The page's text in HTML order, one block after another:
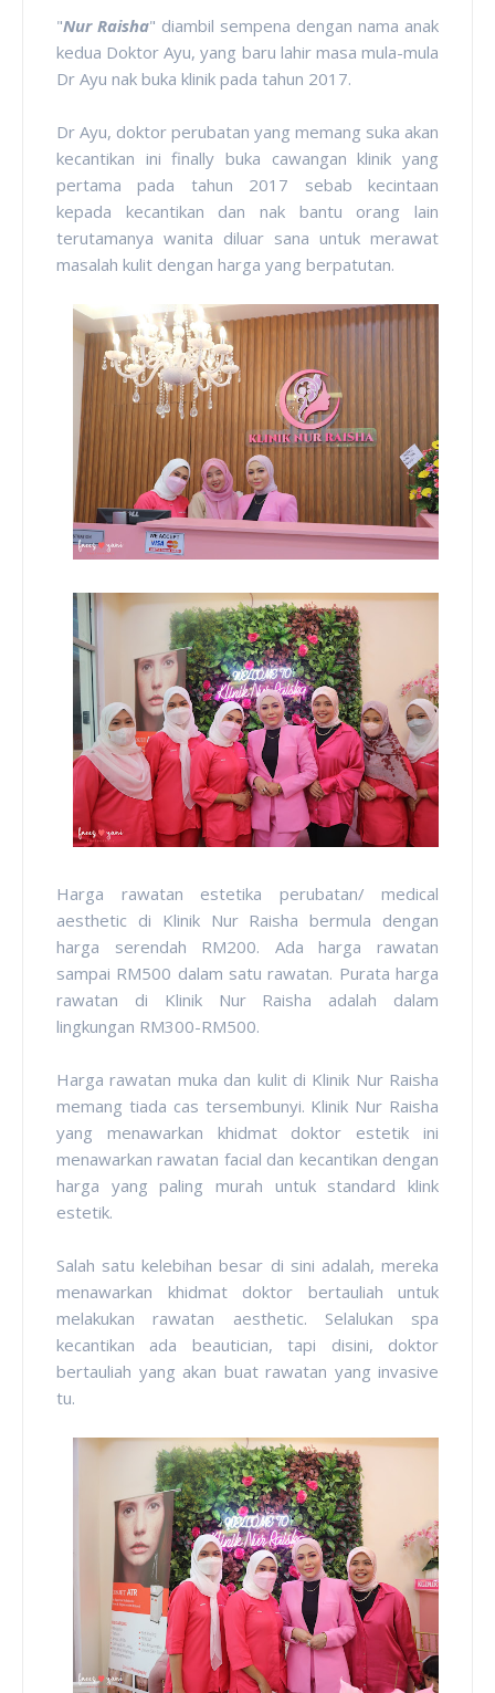
"Nur Raisha" diambil sempena dengan nama anak
kedua Doktor Ayu, yang baru lahir masa mula-mula
Dr Ayu nak buka klinik pada tahun 2017.
Dr Ayu, doktor perubatan yang memang suka akan
kecantikan ini finally buka cawangan klinik yang
pertama pada tahun 2017 sebab kecintaan
kepada kecantikan dan nak bantu orang lain
terutamanya wanita diluar sana untuk merawat
masalah kulit dengan harga yang berpatutan.
Harga rawatan estetika perubatan/ medical
aesthetic di Klinik Nur Raisha bermula dengan
harga serendah RM200. Ada harga rawatan
sampai RM500 dalam satu rawatan. Purata harga
rawatan di Klinik Nur Raisha adalah dalam
lingkungan RM300-RM500.
Harga rawatan muka dan kulit di Klinik Nur Raisha
memang tiada cas tersembunyi. Klinik Nur Raisha
yang menawarkan khidmat doktor estetik ini
menawarkan rawatan facial dan kecantikan dengan
harga yang paling murah untuk standard klink
estetik.
Salah satu kelebihan besar di sini adalah, mereka
menawarkan khidmat doktor bertauliah untuk
melakukan rawatan aesthetic. Selalukan spa
kecantikan ada beautician, tapi disini, doktor
bertauliah yang akan buat rawatan yang invasive
tu.